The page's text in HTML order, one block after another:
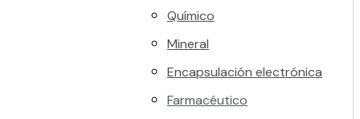
Químico
Mineral
Encapsulación electrónica
Farmacéutico